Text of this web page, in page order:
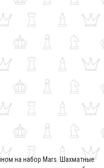
на набор Mars. Шахматные